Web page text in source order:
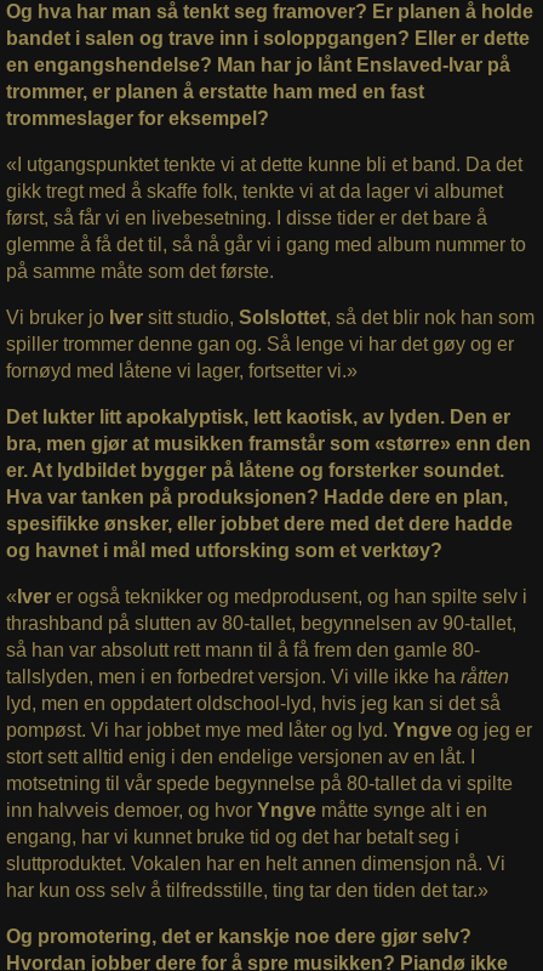
Og hva har man så tenkt seg framover? Er planen å holde
bandet i salen og trave inn i soloppgangen? Eller er dette
en engangshendelse? Man har jo lånt Enslaved-Ivar på
trommer, er planen å erstatte ham med en fast
trommeslager for eksempel?
«I utgangspunktet tenkte vi at dette kunne bli et band. Da det
gikk tregt med å skaffe folk, tenkte vi at da lager vi albumet
først, så får vi en livebesetning. I disse tider er det bare å
glemme å få det til, så nå går vi i gang med album nummer to
på samme måte som det første.
Vi bruker jo Iver sitt studio, Solslottet, så det blir nok han som
spiller trommer denne gan og. Så lenge vi har det gøy og er
fornøyd med låtene vi lager, fortsetter vi.»
Det lukter litt apokalyptisk, lett kaotisk, av lyden. Den er
bra, men gjør at musikken framstår som «større» enn den
er. At lydbildet bygger på låtene og forsterker soundet.
Hva var tanken på produksjonen? Hadde dere en plan,
spesifikke ønsker, eller jobbet dere med det dere hadde
og havnet i mål med utforsking som et verktøy?
« Iverer også teknikker og medprodusent, og han spilte selv i
thrashband på slutten av 80-tallet, begynnelsen av 90-tallet,
så han var absolutt rett mann til å få frem den gamle 80-
tallslyden, men i en forbedret versjon. Vi ville ikke ha råtten
lyd, men en oppdatert oldschool-lyd, hvis jeg kan si det så
pompøst. Vi har jobbet mye med låter og lyd. Yngve og jeg er
stort sett alltid enig i den endelige versjonen av en låt. I
motsetning til vår spede begynnelse på 80-tallet da vi spilte
inn halvveis demoer, og hvor Yngve måtte synge alt i en
engang, har vi kunnet bruke tid og det har betalt seg i
sluttproduktet. Vokalen har en helt annen dimensjon nå. Vi
har kun oss selv å tilfredsstille, ting tar den tiden det tar.»
Og promotering, det er kanskje noe dere gjør selv?
Hvordan jobber dere for å spre musikken? Piandø ikke